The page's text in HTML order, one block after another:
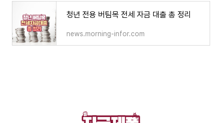
청년 전용 버팀목 전세 자금 대출 총 정리
news.morning-infor.com